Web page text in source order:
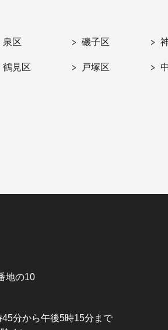
泉区 磯子区
鶴見区 戸塚区
地の10
分から午後5時15分まで